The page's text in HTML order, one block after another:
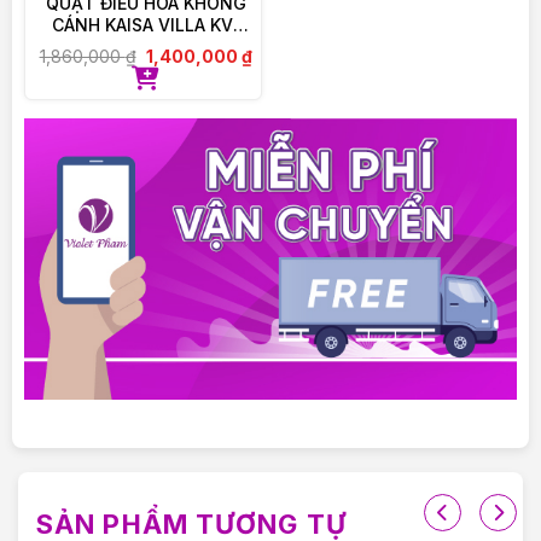
*HÓA HỌC:
Ethylhexyl Methoxycinnamate:
trong khoảng 280-320 nm.
Ethylhexyl Salicylate: Bộ lọc chống nắng UVB
(280-320nm)
Octocrylene:
có khả năng hấp thụ tốt tia UVB và
tia UVA với bước sóng ngắn
➤
THÀNH PHẦN DƯỠNG TRẮNG DA:
Niacinamide
: Thành phần dưỡng sáng da tự nhiên
suốt 24H nhờ khả năng ức chế quá trình sản sinh
hắc tố melanin, từ đó giảm thâm quầng, sạm nám,
làm trắng da.
Chiết xuất Ngũ vị tử:chứa hoạt chất Schizandrin,
enzym tyrosinase làm giảm sắc tố melanin, giảm
CÁNH KAISA VILLA KV-
QKC6622
1,860,000₫ 1,400,000 ₫
SẢN PHẨM TƯƠNG TỰ